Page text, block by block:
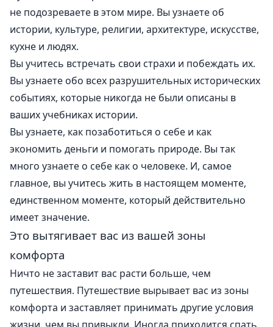
не подозреваете в этом мире. Вы узнаете об
истории, культуре, религии, архитектуре, искусстве,
кухне и людях.
Вы учитесь встречать свои страхи и побеждать их.
Вы узнаете обо всех разрушительных исторических
событиях, которые никогда не были описаны в
ваших учебниках истории.
Вы узнаете, как позаботиться о себе и как
экономить деньги и помогать природе. Вы так
много узнаете о себе как о человеке. И, самое
главное, вы учитесь жить в настоящем моменте,
единственном моменте, который действительно
имеет значение.
Это вытягивает вас из вашей зоны
комфорта
Ничто не заставит вас расти больше, чем
путешествия. Путешествие вырывает вас из зоны
комфорта и заставляет принимать другие условия
жизни, чем вы привыкли. Иногда приходится спать